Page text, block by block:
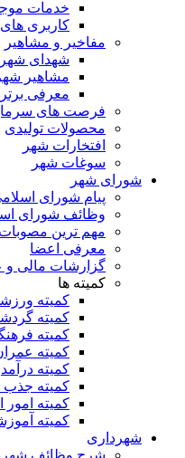
خدمات
کاربری
مفاخیر و مشاهیر
شهدای شهر
مشاهیر شهر
معرفی
فرصت های
محصولات تولیدی
افتخارات شهر
سوغات شهر
شورای شهر
پیام شورای
وظائف شورای
مهم ترین مصوبات
معرفی اعضا
گزارشات مالی و
کمیته ها
کمیته
کمیته
کمیته
کمیته
کمیته درآمد
کمیته جذب
کمیته امور
کمیته
شهرداری